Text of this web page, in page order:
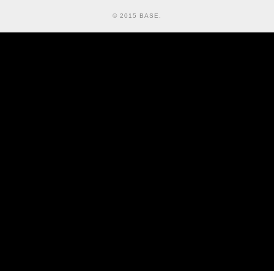
© 2015 BASE.